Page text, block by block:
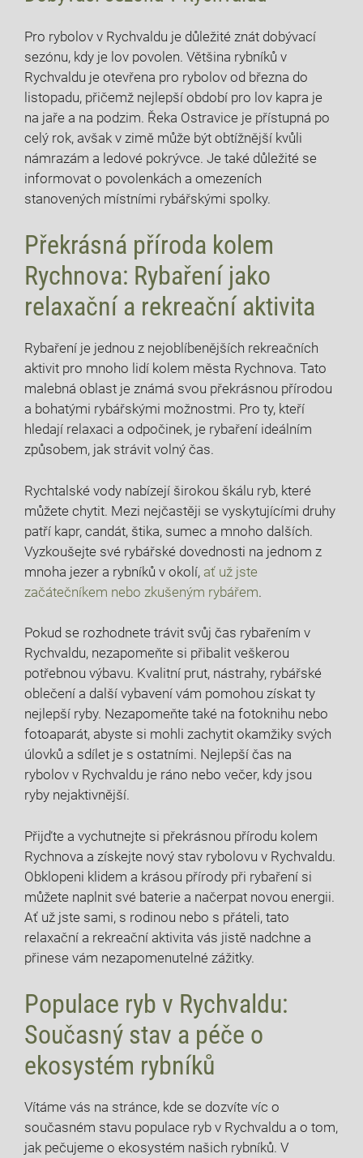
Pro rybolov v Rychvaldu je důležité znát dobývací
sezónu, kdy je ⁢lov povolen. Většina rybníků v
‍Rychvaldu je otevřena pro ​rybolov od března ‌do
‌listopadu, přičemž⁣ nejlepší období pro lov kapra je
na jaře a na podzim. ​Řeka Ostravice je přístupná po
celý rok,​ avšak v zimě může být‍ obtížnější kvůli
námrazám a ⁣ledové pokrývce. Je také důležité se
informovat o povolenkách a omezeních
stanovených místními⁣ rybářskými spolky.
Překrásná příroda ​kolem
Rychnova: Rybaření jako
relaxační a rekreační aktivita
Rybaření je jednou z nejoblíbenějších rekreačních
aktivit pro mnoho lidí kolem ‍města Rychnova.‍ Tato
⁤malebná oblast je známá svou‍ překrásnou přírodou
a bohatými rybářskými možnostmi. Pro ‍ty, kteří
hledají relaxaci a odpočinek, je rybaření⁤ ideálním
způsobem, jak strávit volný čas.
Rychtalské vody ⁢nabízejí širokou škálu ryb, které
můžete chytit. Mezi nejčastěji se vyskytujícími druhy
patří kapr, candát, ‌štika, sumec ⁣a mnoho ⁣dalších.
Vyzkoušejte své rybářské dovednosti na jednom ​z
⁢mnoha jezer a rybníků v⁣ okolí, ať už jste
začátečníkem nebo zkušeným rybářem.
Pokud se rozhodnete ⁤trávit svůj čas rybařením v
Rychvaldu, ‍nezapomeňte si přibalit veškerou
potřebnou výbavu. Kvalitní ‍prut, nástrahy, rybářské
oblečení a další vybavení vám pomohou získat ty
nejlepší ryby. Nezapomeňte také na fotoknihu nebo
fotoaparát, abyste‍ si ​mohli zachytit okamžiky svých
‍úlovků a sdílet je ‍s ostatními. Nejlepší ⁤čas na
rybolov v Rychvaldu je ráno nebo večer, ⁤kdy jsou
ryby nejaktivnější.
Přijďte a vychutnejte si překrásnou přírodu kolem
Rychnova ​a získejte nový stav rybolovu v Rychvaldu.
⁤Obklopeni klidem a krásou přírody při rybaření si
můžete ‌naplnit své baterie a načerpat novou energii.
Ať už jste sami, s rodinou nebo s přáteli, tato
relaxační a rekreační‌ aktivita vás​ jistě nadchne a
přinese‍ vám nezapomenutelné‍ zážitky.
Populace ryb v Rychvaldu:
Současný stav a péče⁤ o⁣
ekosystém rybníků
Vítáme vás na stránce, kde se⁣ dozvíte ⁣víc o
současném stavu populace ryb v Rychvaldu a o‌ tom,
jak pečujeme ⁢o ekosystém našich rybníků. V